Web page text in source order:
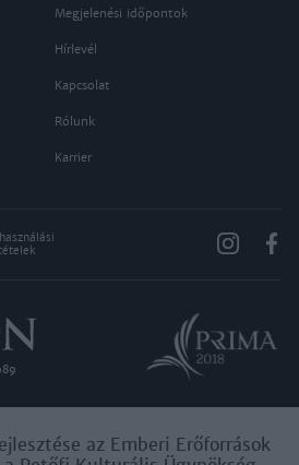
Megjelenési időpontok
Hírlevél
Kapcsolat
Rólunk
Karrier
az Emberi Erőforrások